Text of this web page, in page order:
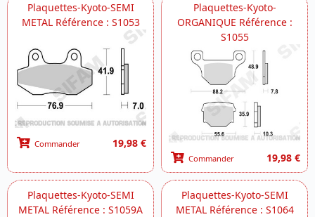
Plaquettes-Kyoto-SEMI
METAL Référence : S1053
Commander 19,98 €
Plaquettes-Kyoto-
ORGANIQUE Référence :
S1055
Commander 19,98 €
Plaquettes-Kyoto-SEMI
METAL Référence : S1059A
Plaquettes-Kyoto-SEMI
METAL Référence : S1064